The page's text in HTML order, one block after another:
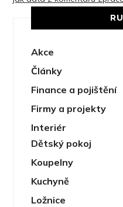
Akce
Články
Finance a pojištění
Firmy a projekty
Interiér
Dětský pokoj
Koupelny
Kuchyně
Ložnice